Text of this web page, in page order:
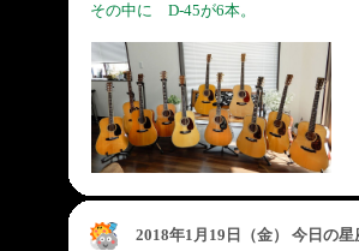
その中に D-45が6本。
2018年1月19日（金） 今日の